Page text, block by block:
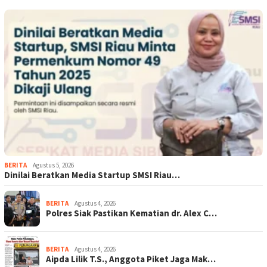
BERITA Agustus 5, 2026
Dinilai Beratkan Media Startup SMSI Riau…
BERITA Agustus 4, 2026
Polres Siak Pastikan Kematian dr. Alex C…
BERITA Agustus 4, 2026
Aipda Lilik T.S., Anggota Piket Jaga Mak…